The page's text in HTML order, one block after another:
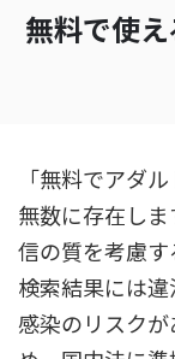
無料で使
「無料でアダ
無数に存在し
信の質を考慮す
検索結果には
感染のリスク